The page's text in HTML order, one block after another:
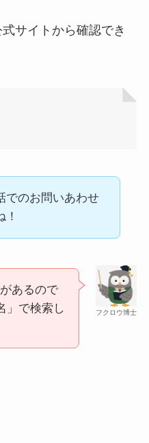
？Amazonや金券ショ
ーやセリアなどの100
サイトから確認でき
でのお問いあわせ
フクロウ博士
あるので
」で検索し